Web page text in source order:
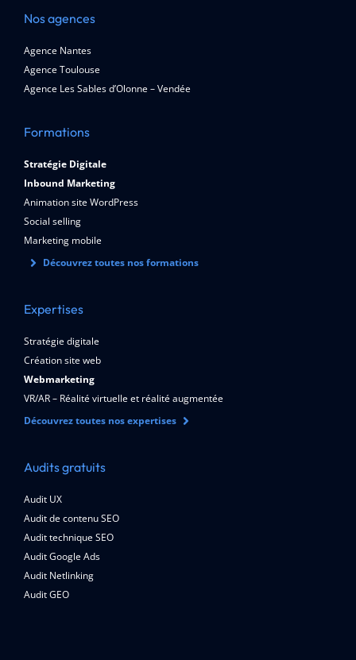
Nos agences
Agence Nantes
Agence Toulouse
Agence Les Sables d’Olonne – Vendée
Formations
Stratégie Digitale
Inbound Marketing
Animation site WordPress
Social selling
Marketing mobile
Découvrez toutes nos formations
Expertises
Stratégie digitale
Création site web
Webmarketing
VR/AR – Réalité virtuelle et réalité augmentée
Découvrez toutes nos expertises
Audits gratuits
Audit UX
Audit de contenu SEO
Audit technique SEO
Audit Google Ads
Audit Netlinking
Audit GEO